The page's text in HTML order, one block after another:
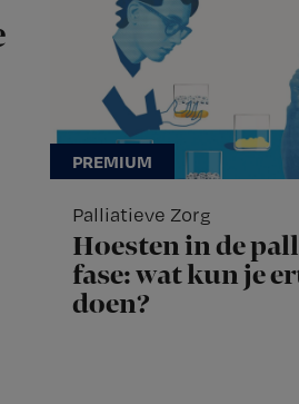
Palliatieve Zorg
Hoesten in de
fase: wat kun je
doen?